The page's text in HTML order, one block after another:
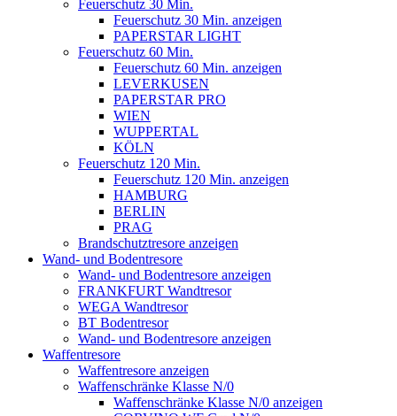
Feuerschutz 30 Min.
Feuerschutz 30 Min. anzeigen
PAPERSTAR LIGHT
Feuerschutz 60 Min.
Feuerschutz 60 Min. anzeigen
LEVERKUSEN
PAPERSTAR PRO
WIEN
WUPPERTAL
KÖLN
Feuerschutz 120 Min.
Feuerschutz 120 Min. anzeigen
HAMBURG
BERLIN
PRAG
Brandschutztresore anzeigen
Wand- und Bodentresore
Wand- und Bodentresore anzeigen
FRANKFURT Wandtresor
WEGA Wandtresor
BT Bodentresor
Wand- und Bodentresore anzeigen
Waffentresore
Waffentresore anzeigen
Waffenschränke Klasse N/0
Waffenschränke Klasse N/0 anzeigen